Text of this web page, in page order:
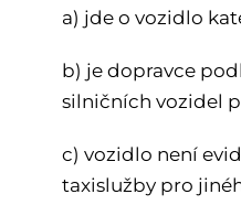
a) jde o vozidlo
b) je dopravce
silničních vozidel
c) vozidlo není
taxislužby pro